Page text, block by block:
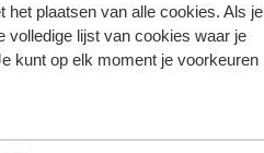
plaatsen van alle cookies. Als je
volledige lijst van cookies waar je
kunt op elk moment je voorkeuren